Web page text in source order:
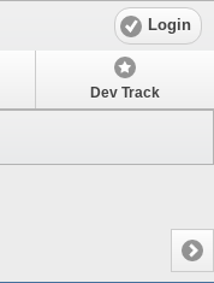
Login
Dev Track